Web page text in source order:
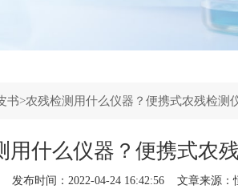
书>农残检测用什么仪器？便携式农残检测
用什么仪器？便携式农
发布时间：2022-04-24 16:42:56 文章来源：